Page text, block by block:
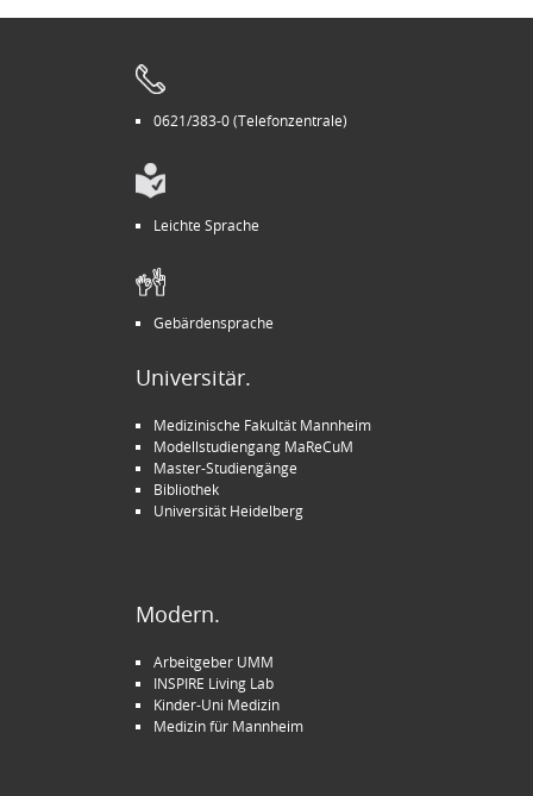
0621/383-0 (Telefonzentrale)
Leichte Sprache
Gebärdensprache
Universitär.
Medizinische Fakultät Mannheim
Modellstudiengang MaReCuM
Master-Studiengänge
Bibliothek
Universität Heidelberg
Modern.
Arbeitgeber UMM
INSPIRE Living Lab
Kinder-Uni Medizin
Medizin für Mannheim